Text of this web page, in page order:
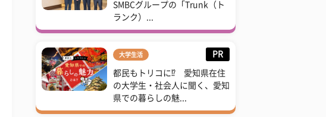
SMBCグループの「Trunk（ト
ランク）...
大学生活 PR
都民もトリコに⁉ 愛知県在住
の大学生・社会人に聞く、愛知
県での暮らしの魅...